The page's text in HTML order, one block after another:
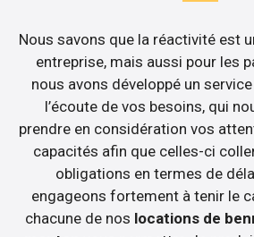
Nous savons que la réactivité est
entreprise, mais aussi pour les
nous avons développé un
l’écoute de vos besoins, qui
prendre en considération vos
capacités afin que celles-ci
obligations en termes de
engageons fortement à tenir le
chacune de nos locations de